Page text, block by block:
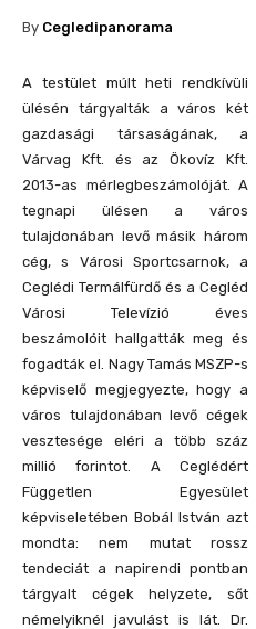
By Cegledipanorama
A testület múlt heti rendkívüli
ülésén tárgyalták a város két
gazdasági társaságának, a
Várvag Kft. és az Ökovíz Kft.
2013-as mérlegbeszámolóját. A
tegnapi ülésen a város
tulajdonában levő másik három
cég, s Városi Sportcsarnok, a
Ceglédi Termálfürdő és a Cegléd
Városi Televízió éves
beszámolóit hallgatták meg és
fogadták el. Nagy Tamás MSZP-s
képviselő megjegyezte, hogy a
város tulajdonában levő cégek
vesztesége eléri a több száz
millió forintot. A Ceglédért
Független Egyesület
képviseletében Bobál István azt
mondta: nem mutat rossz
tendeciát a napirendi pontban
tárgyalt cégek helyzete, sőt
némelyiknél javulást is lát. Dr.